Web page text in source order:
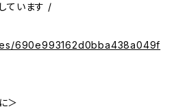
ています /
690e993162d0bba438a049f
＞